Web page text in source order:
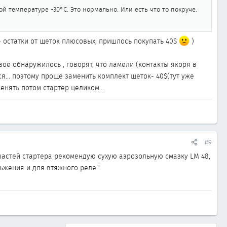
температуре -30°С. Это нормально. Или есть что то покруче.
от щеток плюсовых, пришлось покупать 40$ )
обнаружилось , говорят, что ламели (контакты якоря в
поэтому проще заменить комплект щеток- 40$(тут уже
потом стартер целиком...
#9
стартера рекомендую сухую аэрозольную смазку LM 48,
и для втяжного реле."